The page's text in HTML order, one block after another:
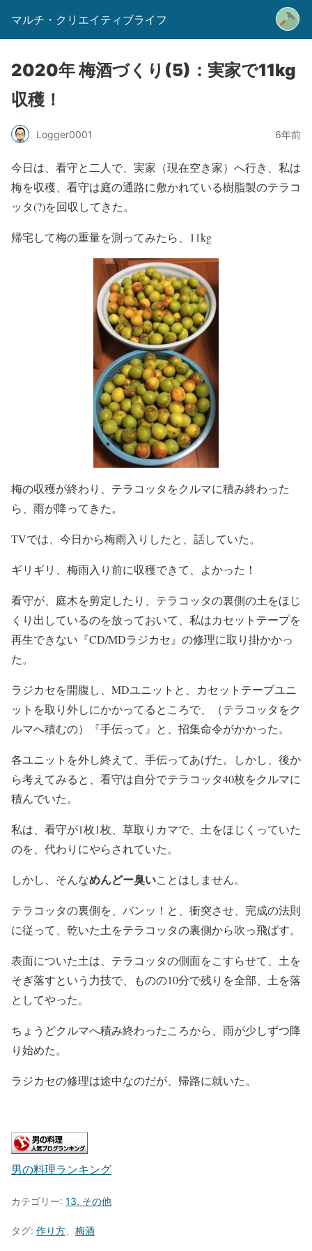
マルチ・クリエイティブライフ
2020年 梅酒づくり(5)：実家で11kg
収穫！
Logger0001 6年前
今日は、看守と二人で、実家（現在空き家）へ行き、私は
梅を収穫、看守は庭の通路に敷かれている樹脂製のテラコ
ッタ(?)を回収してきた。
帰宅して梅の重量を測ってみたら、11kg
梅の収穫が終わり、テラコッタをクルマに積み終わった
ら、雨が降ってきた。
TVでは、今日から梅雨入りしたと、話していた。
ギリギリ、梅雨入り前に収穫できて、よかった！
看守が、庭木を剪定したり、テラコッタの裏側の土をほじ
くり出しているのを放っておいて、私はカセットテープを
再生できない『CD/MDラジカセ』の修理に取り掛かかっ
た。
ラジカセを開腹し、MDユニットと、カセットテープユニ
ットを取り外しにかかってるところで、（テラコッタをク
ルマへ積むの）『手伝って』と、招集命令がかかった。
各ユニットを外し終えて、手伝ってあげた。しかし、後か
ら考えてみると、看守は自分でテラコッタ40枚をクルマに
積んでいた。
私は、看守が1枚1枚、草取りカマで、土をほじくっていた
のを、代わりにやらされていた。
しかし、そんなめんどー臭いことはしません。
テラコッタの裏側を、バンッ！と、衝突させ、完成の法則
に従って、乾いた土をテラコッタの裏側から吹っ飛ばす。
表面についた土は、テラコッタの側面をこすらせて、土を
そぎ落すという力技で、ものの10分で残りを全部、土を落
としてやった。
ちょうどクルマへ積み終わったころから、雨が少しずつ降
り始めた。
ラジカセの修理は途中なのだが、帰路に就いた。
男の料理ランキング
カテゴリー: 13. その他
タグ: 作り方 梅酒